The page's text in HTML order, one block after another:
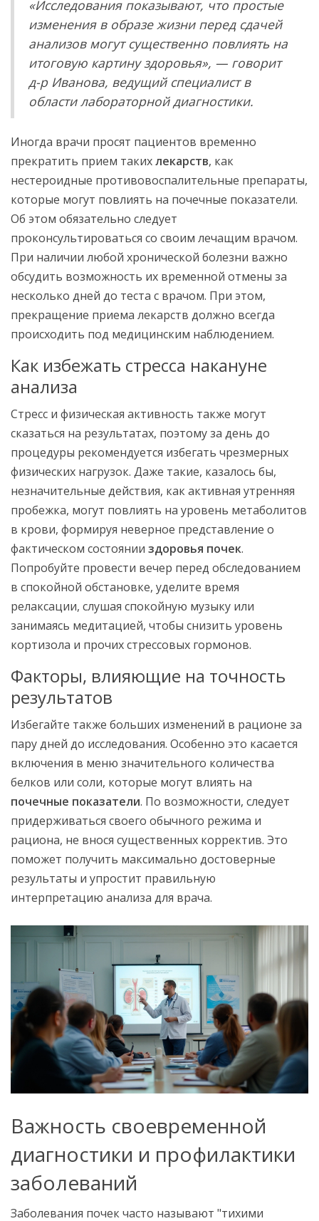
«Исследования показывают, что простые
изменения в образе жизни перед сдачей
анализов могут существенно повлиять на
итоговую картину здоровья», — говорит
д-р Иванова, ведущий специалист в
области лабораторной диагностики.
Иногда врачи просят пациентов временно
прекратить прием такихлекарств, как
нестероидные противовоспалительные препараты,
которые могут повлиять на почечные показатели.
Об этом обязательно следует
проконсультироваться со своим лечащим врачом.
При наличии любой хронической болезни важно
обсудить возможность их временной отмены за
несколько дней до теста с врачом. При этом,
прекращение приема лекарств должно всегда
происходить под медицинским наблюдением.
Как избежать стресса накануне
анализа
Стресс и физическая активность также могут
сказаться на результатах, поэтому за день до
процедуры рекомендуется избегать чрезмерных
физических нагрузок. Даже такие, казалось бы,
незначительные действия, как активная утренняя
пробежка, могут повлиять на уровень метаболитов
в крови, формируя неверное представление о
фактическом состоянии здоровья почек.
Попробуйте провести вечер перед обследованием
в спокойной обстановке, уделите время
релаксации, слушая спокойную музыку или
занимаясь медитацией, чтобы снизить уровень
кортизола и прочих стрессовых гормонов.
Факторы, влияющие на точность
результатов
Избегайте также больших изменений в рационе за
пару дней до исследования. Особенно это касается
включения в меню значительного количества
белков или соли, которые могут влиять на
почечные показатели. По возможности, следует
придерживаться своего обычного режима и
рациона, не внося существенных корректив. Это
поможет получить максимально достоверные
результаты и упростит правильную
интерпретацию анализа для врача.
Важность своевременной
диагностики и профилактики
заболеваний
Заболевания почек часто называют "тихими